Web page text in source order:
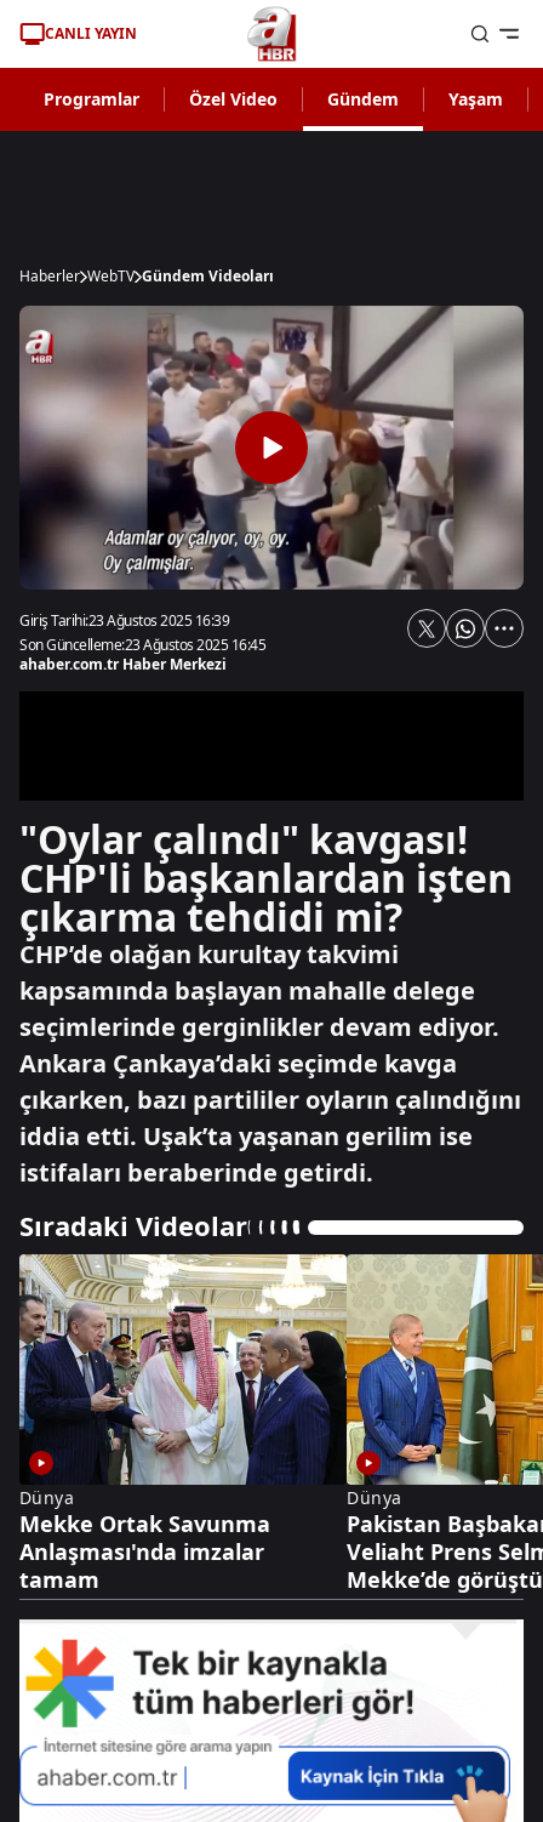
CANLI YAYIN
Programlar Özel Video Gündem Yaşam
Haberler WebTV Gündem Videoları
Giriş Tarihi:23 Ağustos 2025 16:39
Son Güncelleme:23 Ağustos 2025 16:45
ahaber.com.tr Haber Merkezi
"Oylar çalındı" kavgası!
CHP'li başkanlardan işten
çıkarma tehdidi mi?
CHP’de olağan kurultay takvimi
kapsamında başlayan mahalle delege
seçimlerinde gerginlikler devam ediyor.
Ankara Çankaya’daki seçimde kavga
çıkarken, bazı partililer oyların çalındığını
iddia etti. Uşak’ta yaşanan gerilim ise
istifaları beraberinde getirdi.
Sıradaki Videolar
Dünya
Mekke Ortak Savunma
Anlaşması'nda imzalar
tamam
Dünya
Pakistan
Veliaht Prens
Mekke’de görüştü